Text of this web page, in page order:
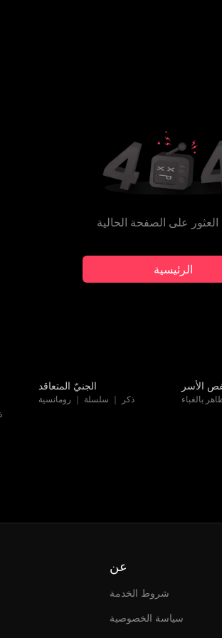
العثور على الصفحة الحالية
الرئيسية
مدبلج
الجنيّ المتعاقد
ذكر ｜ سلسلة ｜ رومانسية
مدبلج
الأسر
بالغباء
عن
شروط الخدمة
سياسة الخصوصية